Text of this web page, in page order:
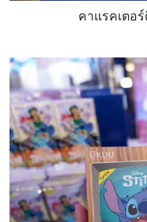
คาแรคเตอ